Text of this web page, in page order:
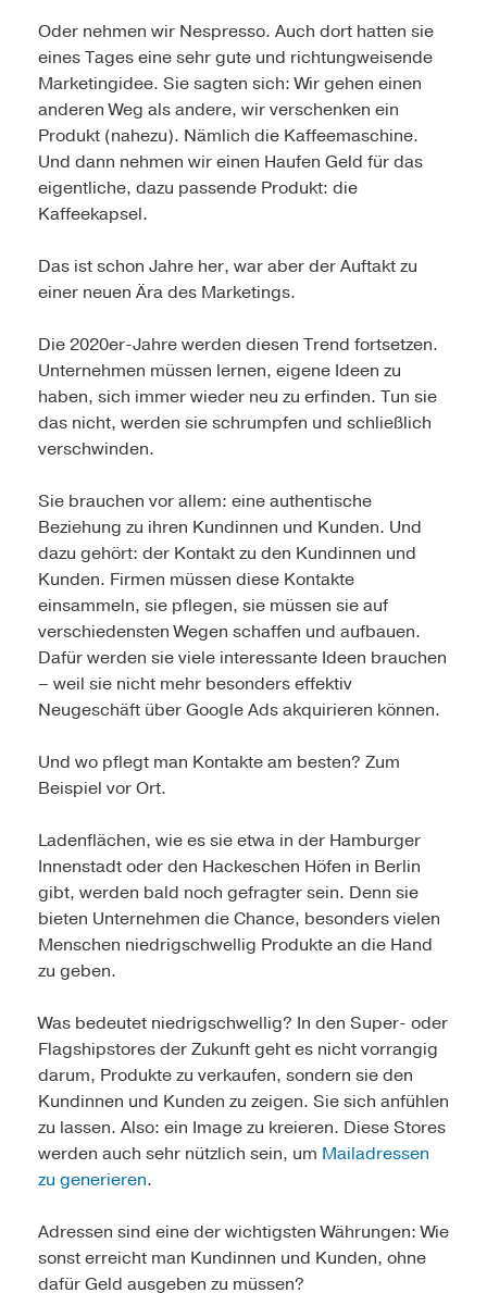
Oder nehmen wir Nespresso. Auch dort hatten sie
eines Tages eine sehr gute und richtungweisende
Marketingidee. Sie sagten sich: Wir gehen einen
anderen Weg als andere, wir verschenken ein
Produkt (nahezu). Nämlich die Kaffeemaschine.
Und dann nehmen wir einen Haufen Geld für das
eigentliche, dazu passende Produkt: die
Kaffeekapsel.
Das ist schon Jahre her, war aber der Auftakt zu
einer neuen Ära des Marketings.
Die 2020er-Jahre werden diesen Trend fortsetzen.
Unternehmen müssen lernen, eigene Ideen zu
haben, sich immer wieder neu zu erfinden. Tun sie
das nicht, werden sie schrumpfen und schließlich
verschwinden.
Sie brauchen vor allem: eine authentische
Beziehung zu ihren Kundinnen und Kunden. Und
dazu gehört: der Kontakt zu den Kundinnen und
Kunden. Firmen müssen diese Kontakte
einsammeln, sie pflegen, sie müssen sie auf
verschiedensten Wegen schaffen und aufbauen.
Dafür werden sie viele interessante Ideen brauchen
– weil sie nicht mehr besonders effektiv
Neugeschäft über Google Ads akquirieren können.
Und wo pflegt man Kontakte am besten? Zum
Beispiel vor Ort.
Ladenflächen, wie es sie etwa in der Hamburger
Innenstadt oder den Hackeschen Höfen in Berlin
gibt, werden bald noch gefragter sein. Denn sie
bieten Unternehmen die Chance, besonders vielen
Menschen niedrigschwellig Produkte an die Hand
zu geben.
Was bedeutet niedrigschwellig? In den Super- oder
Flagshipstores der Zukunft geht es nicht vorrangig
darum, Produkte zu verkaufen, sondern sie den
Kundinnen und Kunden zu zeigen. Sie sich anfühlen
zu lassen. Also: ein Image zu kreieren. Diese Stores
werden auch sehr nützlich sein, um Mailadressen
zu generieren.
Adressen sind eine der wichtigsten Währungen: Wie
sonst erreicht man Kundinnen und Kunden, ohne
dafür Geld ausgeben zu müssen?